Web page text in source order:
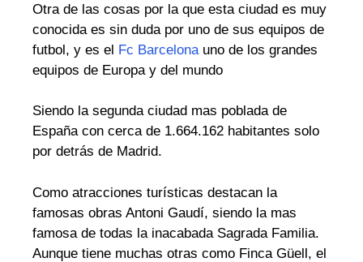
Otra de las cosas por la que esta ciudad es muy
conocida es sin duda por uno de sus equipos de
futbol, y es el Fc Barcelonauno de los grandes
equipos de Europa y del mundo
Siendo la segunda ciudad mas poblada de
España con cerca de 1.664.162 habitantes solo
por detrás de Madrid.
Como atracciones turísticas destacan la
famosas obras Antoni Gaudí, siendo la mas
famosa de todas la inacabada Sagrada Familia.
Aunque tiene muchas otras como Finca Güell, el